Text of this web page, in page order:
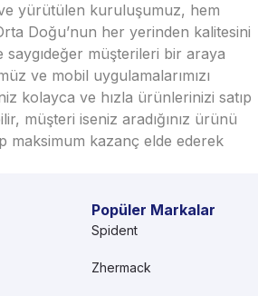
yürütülen kuruluşumuz, hem
Doğu’nun her yerinden kalitesini
saygıdeğer müşterileri bir araya
ve mobil uygulamalarımızı
kolayca ve hızla ürünlerinizi satıp
müşteri iseniz aradığınız ürünü
maksimum kazanç elde ederek
Popüler Markalar
Spident
Zhermack